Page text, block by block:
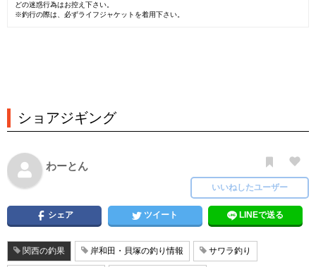
どの迷惑行為はお控え下さい。
※釣行の際は、必ずライフジャケットを着用下さい。
ショアジギング
わーとん
いいねしたユーザー
シェア ツイート LINEで送る
関西の釣果 岸和田・貝塚の釣り情報 サワラ釣り